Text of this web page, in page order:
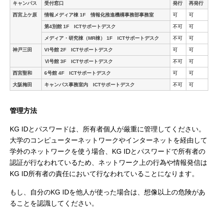
キャンパス 受付窓口 発行 再発行
西宮上ケ原 情報メディア棟 1F 情報化推進機構事務部事務室 可 可
第4別館 1F ICTサポートデスク 不可 可
メディア・研究棟（MR棟） 1F ICTサポートデスク 不可 可
神戸三田 VI号館 2F ICTサポートデスク 可 可
Ⅵ号館 3F ICTサポートデスク 不可 可
西宮聖和 6号館 4F ICTサポートデスク 可 可
大阪梅田 キャンパス事務室内 ICTサポートデスク 不可 可
管理方法
KG IDとパスワードは、所有者個人が厳重に管理してください。
大学のコンピューターネットワークやインターネットを経由して
学外のネットワークを使う場合、KG IDとパスワードで所有者の
認証が行なわれているため、ネットワーク上の行為や情報発信は
KG ID所有者の責任において行なわれていることになります。
もし、自分のKG IDを他人が使った場合は、想像以上の危険があ
ることを認識してください。